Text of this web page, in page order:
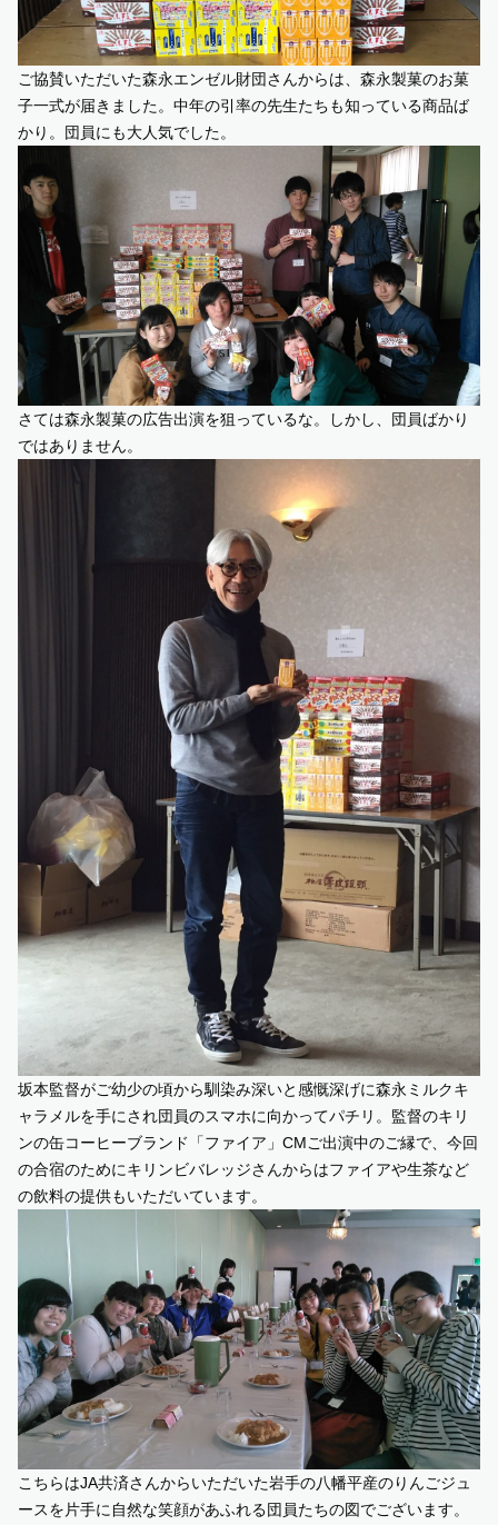
ご協賛いただいた森永エンゼル財団さんからは、森永製菓のお菓
子一式が届きました。中年の引率の先生たちも知っている商品ば
かり。団員にも大人気でした。
さては森永製菓の広告出演を狙っているな。しかし、団員ばかり
ではありません。
坂本監督がご幼少の頃から馴染み深いと感慨深げに森永ミルクキ
ャラメルを手にされ団員のスマホに向かってパチリ。監督のキリ
ンの缶コーヒーブランド「ファイア」CMご出演中のご縁で、今回
の合宿のためにキリンビバレッジさんからはファイアや生茶など
の飲料の提供もいただいています。
こちらはJA共済さんからいただいた岩手の八幡平産のりんごジュ
ースを片手に自然な笑顔があふれる団員たちの図でございます。